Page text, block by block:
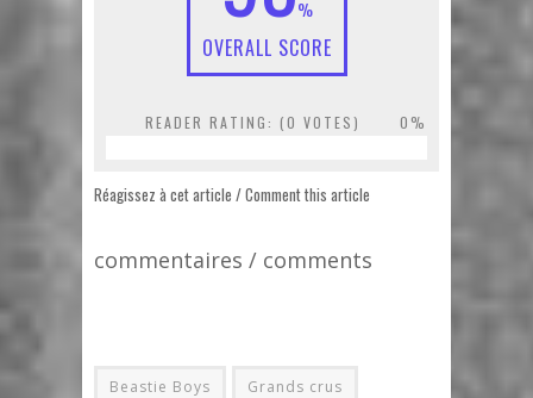
%
OVERALL SCORE
READER RATING: (0 VOTES) 0%
Réagissez à cet article / Comment this article
commentaires / comments
Beastie Boys Grands crus